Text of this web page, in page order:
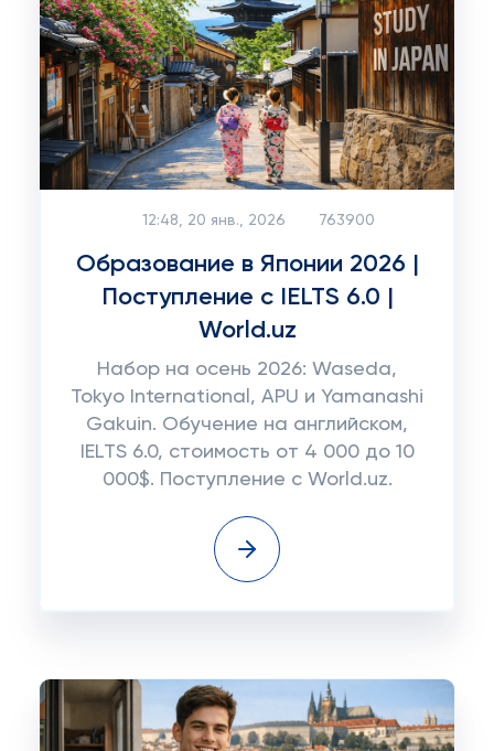
12:48, 20 янв., 2026 763900
Образование в Японии 2026 |
Поступление с IELTS 6.0 |
World.uz
Набор на осень 2026: Waseda,
Tokyo International, APU и Yamanashi
Gakuin. Обучение на английском,
IELTS 6.0, стоимость от 4 000 до 10
000$. Поступление с World.uz.